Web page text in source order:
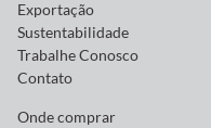
Exportação
Sustentabilidade
Trabalhe Conosco
Contato
Onde comprar